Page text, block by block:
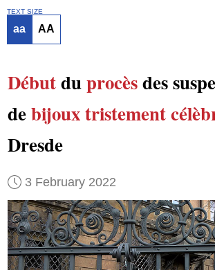
TEXT SIZE
aa AA
Débutduprocèsdes
debijouxtristement
Dresde
3 February 2022